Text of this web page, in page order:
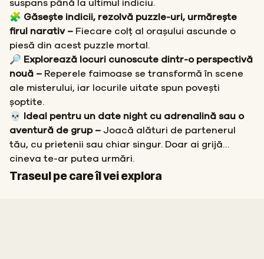
suspans până la ultimul indiciu.
🧩 Găsește indicii, rezolvă puzzle-uri, urmărește
firul narativ – Fiecare colț al orașului ascunde o
piesă din acest puzzle mortal.
🔎 Explorează locuri cunoscute dintr-o perspectivă
nouă – Reperele faimoase se transformă în scene
ale misterului, iar locurile uitate spun povești
șoptite.
💀 Ideal pentru un date night cu adrenalină sau o
aventură de grup – Joacă alături de partenerul
tău, cu prietenii sau chiar singur. Doar ai grijă…
cineva te-ar putea urmări.
Traseul pe care îl vei explora
Start
Sosire